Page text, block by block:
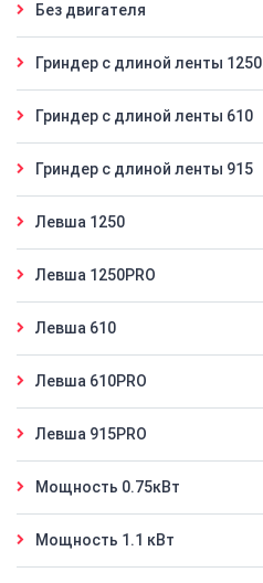
Без двигателя
Гриндер с длиной ленты 1250
Гриндер с длиной ленты 610
Гриндер с длиной ленты 915
Левша 1250
Левша 1250PRO
Левша 610
Левша 610PRO
Левша 915PRO
Мощность 0.75кВт
Мощность 1.1 кВт